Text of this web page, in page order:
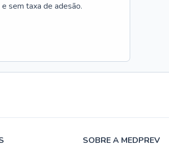
sem taxa de adesão.
SOBRE A MEDPREV